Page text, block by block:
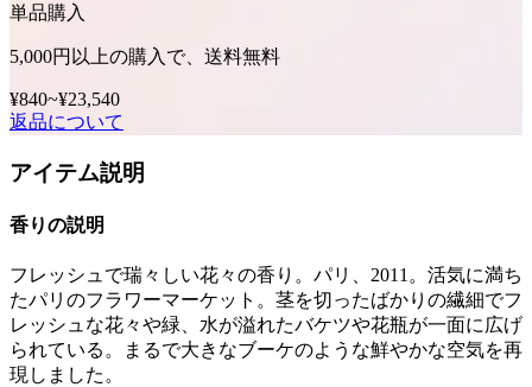
単品購入
5,000円以上の購入で、送料無料
¥840~¥23,540
返品について
アイテム説明
香りの説明
フレッシュで瑞々しい花々の香り。パリ、2011。活気に満ち
たパリのフラワーマーケット。茎を切ったばかりの繊細でフ
レッシュな花々や緑、水が溢れたバケツや花瓶が一面に広げ
られている。まるで大きなブーケのような鮮やかな空気を再
現しました。